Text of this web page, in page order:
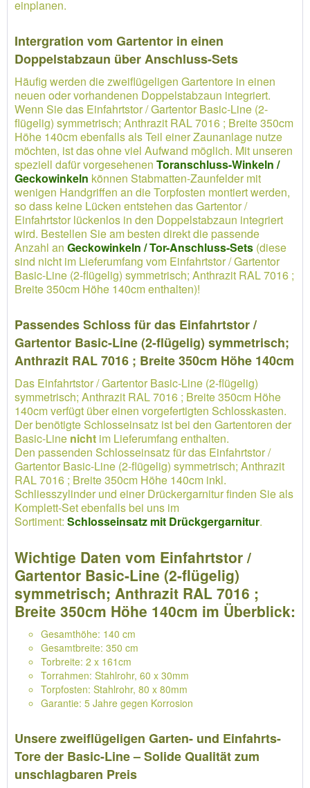
einplanen.
Intergration vom Gartentor in einen
Doppelstabzaun über Anschluss-Sets
Häufig werden die zweiflügeligen Gartentore in einen
neuen oder vorhandenen Doppelstabzaun integriert.
Wenn Sie das Einfahrtstor / Gartentor Basic-Line (2-
flügelig) symmetrisch; Anthrazit RAL 7016 ; Breite 350cm
Höhe 140cm ebenfalls als Teil einer Zaunanlage nutze
möchten, ist das ohne viel Aufwand möglich. Mit unseren
speziell dafür vorgesehenen Toranschluss-Winkeln /
Geckowinkeln können Stabmatten-Zaunfelder mit
wenigen Handgriffen an die Torpfosten montiert werden,
so dass keine Lücken entstehen das Gartentor /
Einfahrtstor lückenlos in den Doppelstabzaun integriert
wird. Bestellen Sie am besten direkt die passende
Anzahl an Geckowinkeln / Tor-Anschluss-Sets (diese
sind nicht im Lieferumfang vom Einfahrtstor / Gartentor
Basic-Line (2-flügelig) symmetrisch; Anthrazit RAL 7016 ;
Breite 350cm Höhe 140cm enthalten)!
Passendes Schloss für das Einfahrtstor /
Gartentor Basic-Line (2-flügelig) symmetrisch;
Anthrazit RAL 7016 ; Breite 350cm Höhe 140cm
Das Einfahrtstor / Gartentor Basic-Line (2-flügelig)
symmetrisch; Anthrazit RAL 7016 ; Breite 350cm Höhe
140cm verfügt über einen vorgefertigten Schlosskasten.
Der benötigte Schlosseinsatz ist bei den Gartentoren der
Basic-Line nicht im Lieferumfang enthalten.
Den passenden Schlosseinsatz für das Einfahrtstor /
Gartentor Basic-Line (2-flügelig) symmetrisch; Anthrazit
RAL 7016 ; Breite 350cm Höhe 140cm inkl.
Schliesszylinder und einer Drückergarnitur finden Sie als
Komplett-Set ebenfalls bei uns im
Sortiment: Schlosseinsatz mit Drückgergarnitur.
Wichtige Daten vom Einfahrtstor /
Gartentor Basic-Line (2-flügelig)
symmetrisch; Anthrazit RAL 7016 ;
Breite 350cm Höhe 140cm im Überblick:
Gesamthöhe: 140 cm
Gesamtbreite: 350 cm
Torbreite: 2 x 161cm
Torrahmen: Stahlrohr, 60 x 30mm
Torpfosten: Stahlrohr, 80 x 80mm
Garantie: 5 Jahre gegen Korrosion
Unsere zweiflügeligen Garten- und Einfahrts-
Tore der Basic-Line – Solide Qualität zum
unschlagbaren Preis